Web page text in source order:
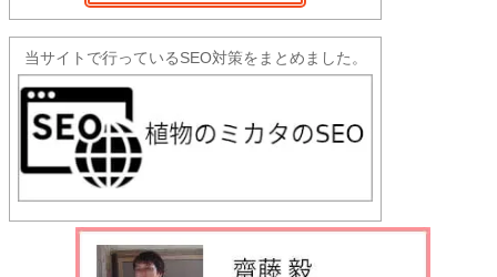
当サイトで行っているSEO対策をまとめました。